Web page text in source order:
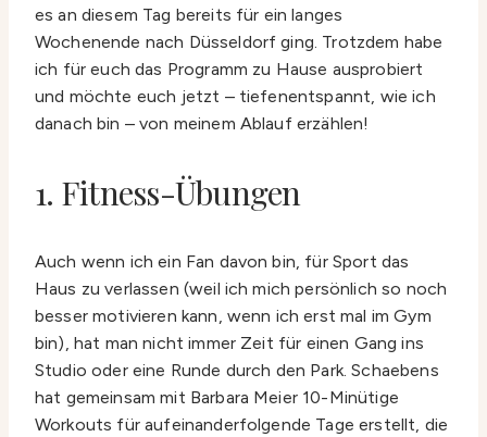
es an diesem Tag bereits für ein langes
Wochenende nach Düsseldorf ging. Trotzdem habe
ich für euch das Programm zu Hause ausprobiert
und möchte euch jetzt – tiefenentspannt, wie ich
danach bin – von meinem Ablauf erzählen!
1. Fitness-Übungen
Auch wenn ich ein Fan davon bin, für Sport das
Haus zu verlassen (weil ich mich persönlich so noch
besser motivieren kann, wenn ich erst mal im Gym
bin), hat man nicht immer Zeit für einen Gang ins
Studio oder eine Runde durch den Park. Schaebens
hat gemeinsam mit Barbara Meier 10-Minütige
Workouts für aufeinanderfolgende Tage erstellt, die